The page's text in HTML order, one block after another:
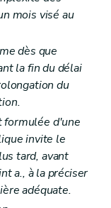
mois visé au
dès que
la fin du délai
du
formulée d'une
invite le
tard, avant
a., à la préciser
adéquate.